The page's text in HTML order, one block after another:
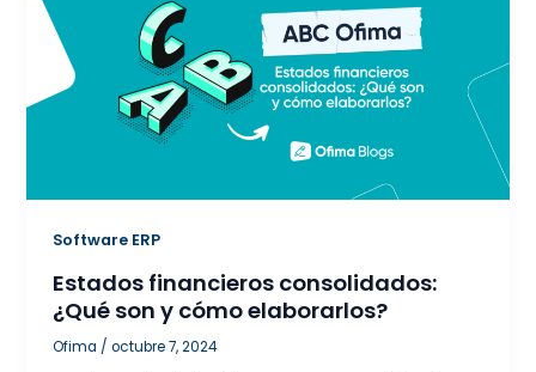
Software ERP
Estados financieros consolidados:
¿Qué son y cómo elaborarlos?
Ofima /octubre 7, 2024